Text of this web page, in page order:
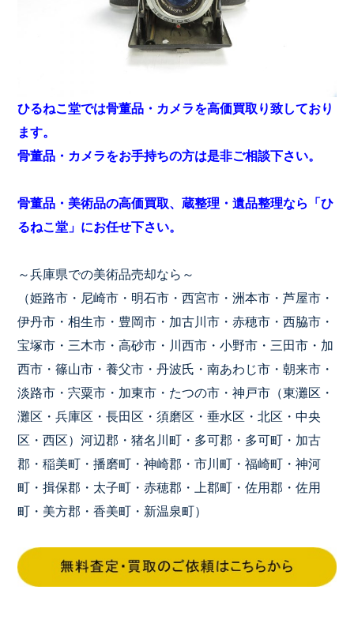
ひるねこ堂では骨董品・カメラを高価買取り致しており
ます。
骨董品・カメラをお手持ちの方は是非ご相談下さい。
骨董品・美術品の高価買取、蔵整理・遺品整理なら「ひ
るねこ堂」にお任せ下さい。
～兵庫県での美術品売却なら～
（姫路市・尼崎市・明石市・西宮市・洲本市・芦屋市・
伊丹市・相生市・豊岡市・加古川市・赤穂市・西脇市・
宝塚市・三木市・高砂市・川西市・小野市・三田市・加
西市・篠山市・養父市・丹波氏・南あわじ市・朝来市・
淡路市・宍粟市・加東市・たつの市・神戸市（東灘区・
灘区・兵庫区・長田区・須磨区・垂水区・北区・中央
区・西区）河辺郡・猪名川町・多可郡・多可町・加古
郡・稲美町・播磨町・神崎郡・市川町・福崎町・神河
町・揖保郡・太子町・赤穂郡・上郡町・佐用郡・佐用
町・美方郡・香美町・新温泉町）